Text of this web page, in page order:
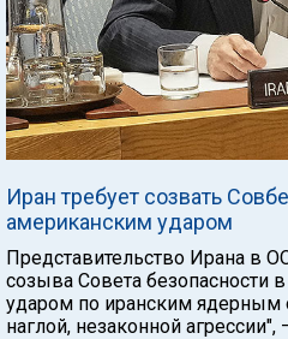
Иран требует созвать
американским ударом
Представительство Ирана в
созыва Совета безопасности
ударом по иранским ядерным
наглой, незаконной агрессии",